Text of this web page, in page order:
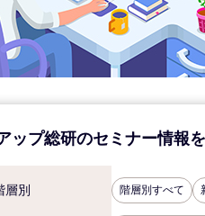
ップ総研のセミナー情報
層別 階層別すべて